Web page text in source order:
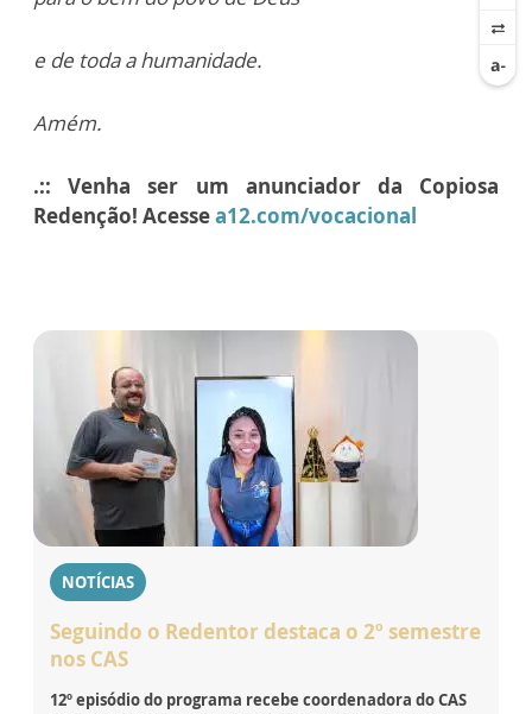
e de toda a humanidade.
Amém.
.:: Venha ser um anunciador da Copiosa
Redenção! Acessea12.com/vocacional
NOTÍCIAS
Seguindo o Redentor destaca o 2º semestre
nos CAS
12º episódio do programa recebe coordenadora do CAS